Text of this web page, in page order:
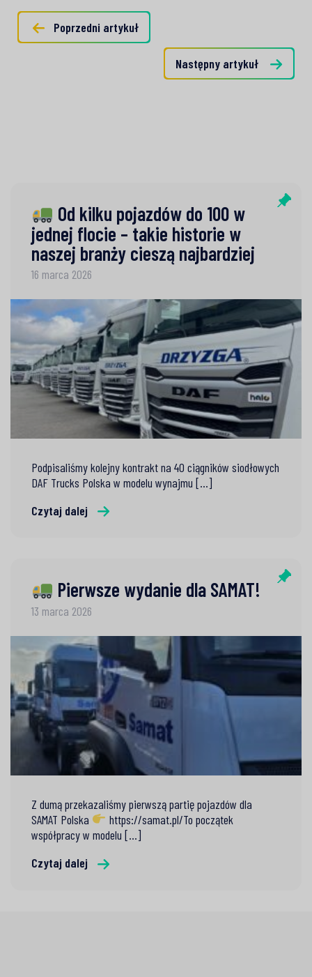
Poprzedni artykuł
Następny artykuł
Od kilku pojazdów do 100 w
jednej flocie – takie historie w
naszej branży cieszą najbardziej
16 marca 2026
Podpisaliśmy kolejny kontrakt na 40 ciągników siodłowych
DAF Trucks Polska w modelu wynajmu [...]
Czytaj dalej
Pierwsze wydanie dla SAMAT!
13 marca 2026
Z dumą przekazaliśmy pierwszą partię pojazdów dla
SAMAT Polska
https://samat.pl/To początek
współpracy w modelu [...]
Czytaj dalej